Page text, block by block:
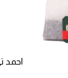
احمد